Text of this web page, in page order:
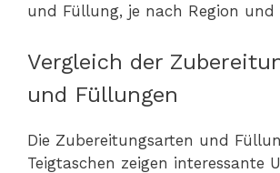
und Füllung, je nach Region und
Vergleich der
und Füllungen
Die Zubereitungsarten und
Teigtaschen zeigen interessante